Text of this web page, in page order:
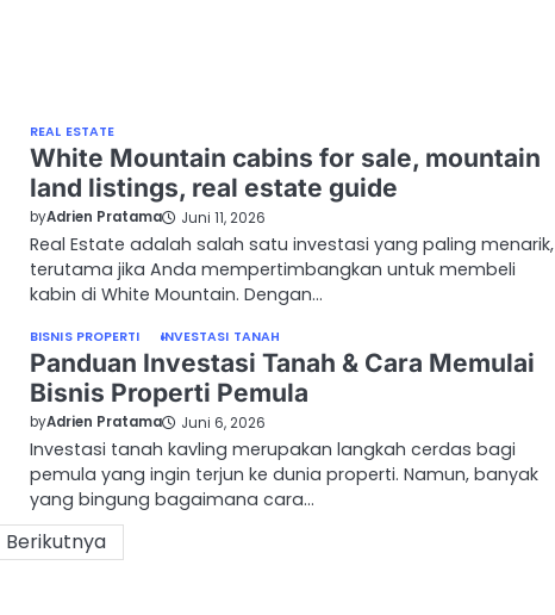
REAL ESTATE
White Mountain cabins for sale, mountain
land listings, real estate guide
byAdrien Pratama Juni 11, 2026
Real Estate adalah salah satu investasi yang paling menarik,
terutama jika Anda mempertimbangkan untuk membeli
kabin di White Mountain. Dengan…
BISNIS PROPERTI INVESTASI TANAH
Panduan Investasi Tanah & Cara Memulai
Bisnis Properti Pemula
byAdrien Pratama Juni 6, 2026
Investasi tanah kavling merupakan langkah cerdas bagi
pemula yang ingin terjun ke dunia properti. Namun, banyak
yang bingung bagaimana cara…
Berikutnya